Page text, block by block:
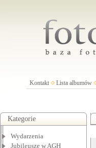
Kontakt Lista albumów
Kategorie
Wydarzenia
Jubileusze w AGH